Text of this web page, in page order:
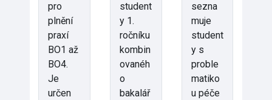
pro
plnění
praxí
BO1 až
BO4.
Je
určen
student
y 1.
ročníku
kombin
ovanéh
o
bakalář
sezna
muje
student
y s
proble
matiko
u péče